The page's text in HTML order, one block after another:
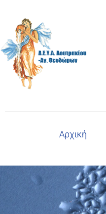
Αρχική